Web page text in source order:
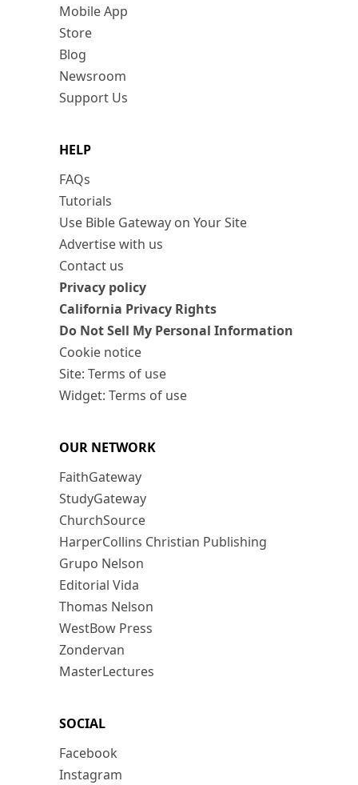
Mobile App
Store
Blog
Newsroom
Support Us
HELP
FAQs
Tutorials
Use Bible Gateway on Your Site
Advertise with us
Contact us
Privacy policy
California Privacy Rights
Do Not Sell My Personal Information
Cookie notice
Site: Terms of use
Widget: Terms of use
OUR NETWORK
FaithGateway
StudyGateway
ChurchSource
HarperCollins Christian Publishing
Grupo Nelson
Editorial Vida
Thomas Nelson
WestBow Press
Zondervan
MasterLectures
SOCIAL
Facebook
Instagram